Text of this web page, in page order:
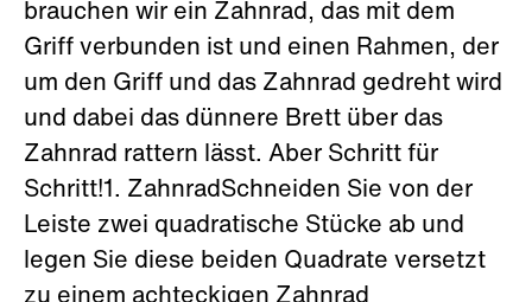
brauchen wir ein Zahnrad, das mit dem
Griff verbunden ist und einen Rahmen, der
um den Griff und das Zahnrad gedreht wird
und dabei das dünnere Brett über das
Zahnrad rattern lässt. Aber Schritt für
Schritt!1. ZahnradSchneiden Sie von der
Leiste zwei quadratische Stücke ab und
legen Sie diese beiden Quadrate versetzt
zu einem achteckigen Zahnrad